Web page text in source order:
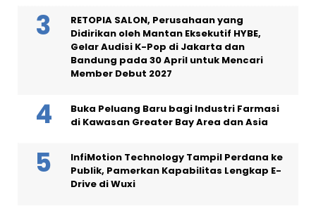
RETOPIA SALON, Perusahaan yang
Didirikan oleh Mantan Eksekutif HYBE,
Gelar Audisi K-Pop di Jakarta dan
Bandung pada 30 April untuk Mencari
Member Debut 2027
Buka Peluang Baru bagi Industri Farmasi
di Kawasan Greater Bay Area dan Asia
InfiMotion Technology Tampil Perdana ke
Publik, Pamerkan Kapabilitas Lengkap E-
Drive di Wuxi